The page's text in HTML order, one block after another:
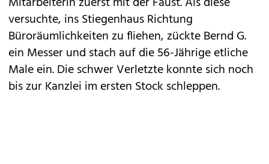
versuchte, ins Stiegenhaus Richtung
Büroräumlichkeiten zu fliehen, zückte Bernd G.
ein Messer und stach auf die 56-Jährige etliche
Male ein. Die schwer Verletzte konnte sich noch
bis zur Kanzlei im ersten Stock schleppen.